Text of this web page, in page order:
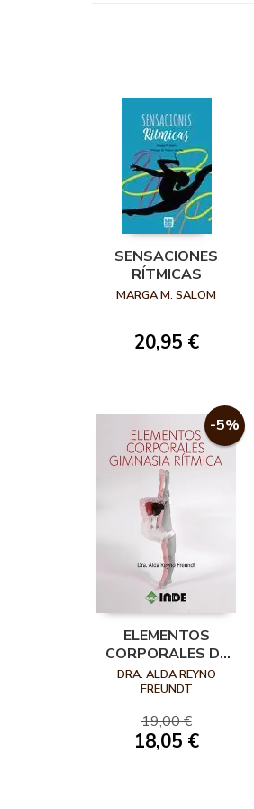
SENSACIONES
RÍTMICAS
MARGA M. SALOM
20,95 €
-5%
ELEMENTOS
CORPORALES DE
GIMNASIA RÍTMICA
DRA. ALDA REYNO
FREUNDT
19,00 €
18,05 €